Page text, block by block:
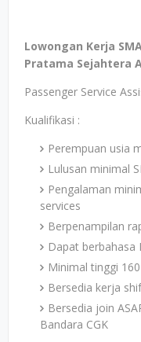
Lowongan Kerja
Pratama Sejahtera
Passenger Service
Kualifikasi :
Perempuan usia
Lulusan minimal
Pengalaman
services
Berpenampilan
Dapat berbahasa
Minimal tinggi
Bersedia kerja
Bersedia join
Bandara CGK